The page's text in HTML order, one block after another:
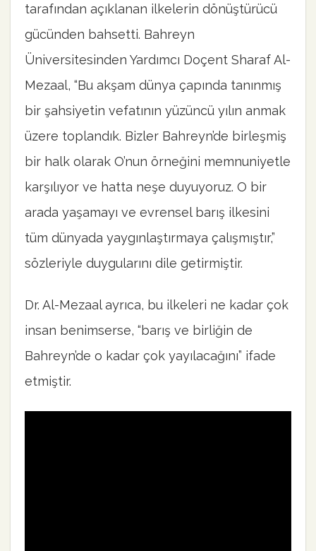
tarafından açıklanan ilkelerin dönüştürücü
gücünden bahsetti. Bahreyn
Üniversitesinden Yardımcı Doçent Sharaf Al-
Mezaal, “Bu akşam dünya çapında tanınmış
bir şahsiyetin vefatının yüzüncü yılın anmak
üzere toplandık. Bizler Bahreyn’de birleşmiş
bir halk olarak O’nun örneğini memnuniyetle
karşılıyor ve hatta neşe duyuyoruz. O bir
arada yaşamayı ve evrensel barış ilkesini
tüm dünyada yaygınlaştırmaya çalışmıştır,”
sözleriyle duygularını dile getirmiştir.
Dr. Al-Mezaal ayrıca, bu ilkeleri ne kadar çok
insan benimserse, “barış ve birliğin de
Bahreyn’de o kadar çok yayılacağını” ifade
etmiştir.